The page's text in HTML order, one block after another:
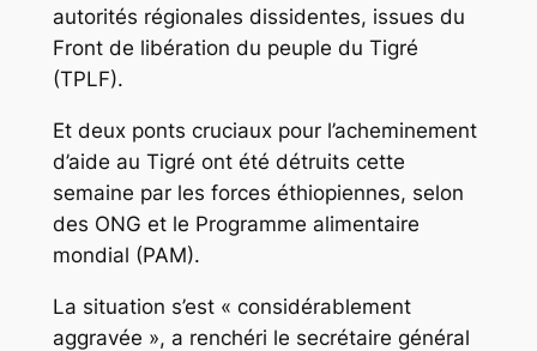
autorités régionales dissidentes, issues du
Front de libération du peuple du Tigré
(TPLF).
Et deux ponts cruciaux pour l’acheminement
d’aide au Tigré ont été détruits cette
semaine par les forces éthiopiennes, selon
des ONG et le Programme alimentaire
mondial (PAM).
La situation s’est « considérablement
aggravée », a renchéri le secrétaire général